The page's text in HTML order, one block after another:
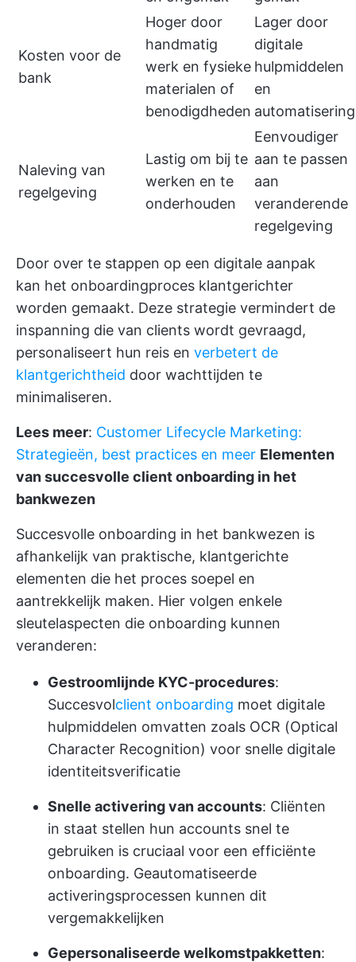
Kosten voor de
bank
Hoger door
handmatig
werk en fysieke
materialen of
benodigdheden
Lager door
digitale
hulpmiddelen
en
automatisering
Naleving van
regelgeving
Lastig om bij te
werken en te
onderhouden
Eenvoudiger
aan te passen
aan
veranderende
regelgeving
Door over te stappen op een digitale aanpak
kan het onboardingproces klantgerichter
worden gemaakt. Deze strategie vermindert de
inspanning die van clients wordt gevraagd,
personaliseert hun reis en verbetert de
klantgerichtheid door wachttijden te
minimaliseren.
Lees meer: Customer Lifecycle Marketing:
Strategieën, best practices en meer Elementen
van succesvolle client onboarding in het
bankwezen
Succesvolle onboarding in het bankwezen is
afhankelijk van praktische, klantgerichte
elementen die het proces soepel en
aantrekkelijk maken. Hier volgen enkele
sleutelaspecten die onboarding kunnen
veranderen:
Gestroomlijnde KYC-procedures:
Succesvolclient onboarding moet digitale
hulpmiddelen omvatten zoals OCR (Optical
Character Recognition) voor snelle digitale
identiteitsverificatie
Snelle activering van accounts: Cliënten
in staat stellen hun accounts snel te
gebruiken is cruciaal voor een efficiënte
onboarding. Geautomatiseerde
activeringsprocessen kunnen dit
vergemakkelijken
Gepersonaliseerde welkomstpakketten: